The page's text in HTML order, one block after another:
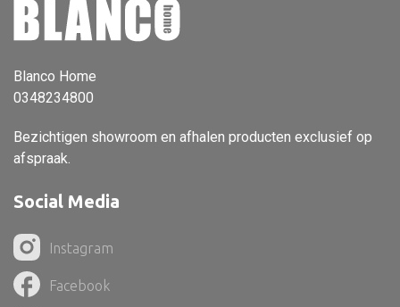
Tafellamp
Vloerlamp
Wandlamp
Lampenkappen
Alle deco
Vaas
Kandelaar
Object
Blanco Home
0348234800
Bezichtigen showroom en afhalen producten exclusief op
afspraak.
Social Media
Instagram
Facebook